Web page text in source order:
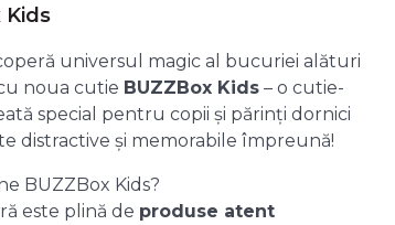
Kids
universul magic al bucuriei alături
noua cutie BUZZBox Kids– o cutie-
special pentru copii și părinți dornici
distractive și memorabile împreună!
BUZZBox Kids?
este plină de produse atent